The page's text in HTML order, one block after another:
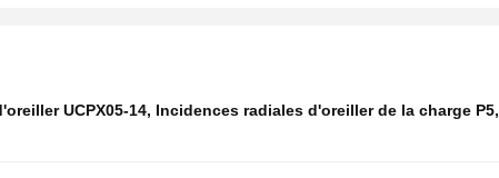
UCPX05-14, Incidences radiales d'oreiller de la charge P5,